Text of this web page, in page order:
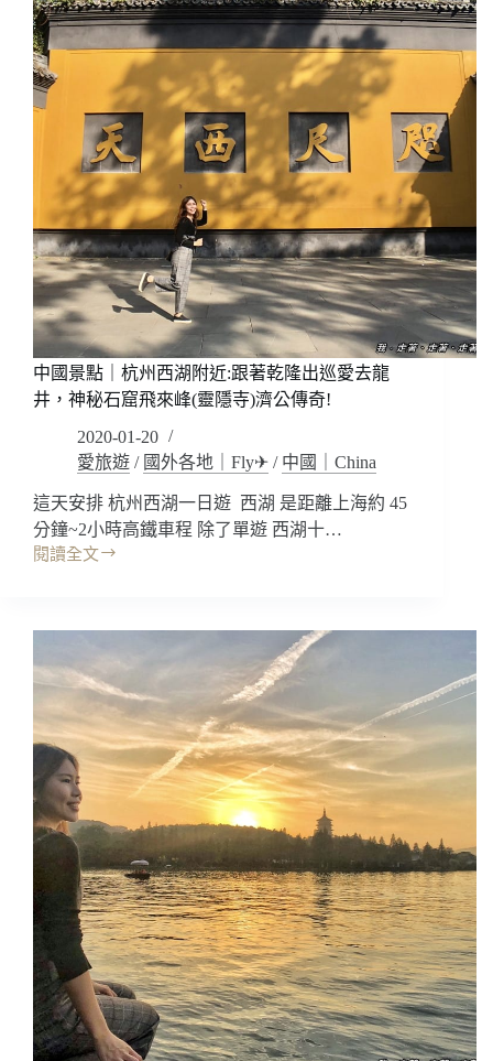
事
也!
平
江
路、
七
里
景
點)
古
色
古
香
好
好
在
蘇
州
與
遇!
中國景點｜杭州西湖附近:跟著乾隆出巡愛去龍
井，神秘石窟飛來峰(靈隱寺)濟公傳奇!
2020-01-20
愛旅遊 / 國外各地｜Fly✈ / 中國｜China
這天安排 杭州西湖一日遊 西湖 是距離上海約 45
分鐘~2小時高鐵車程 除了單遊 西湖十…
閱讀全文
中
點
杭
西
湖
近:
跟
著
隆
出
愛
去
龍
井，
神